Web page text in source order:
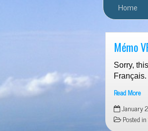
Home
Mémo
Sorry,
Français.
Read More
Mémo
VFR
2025
January
Posted in